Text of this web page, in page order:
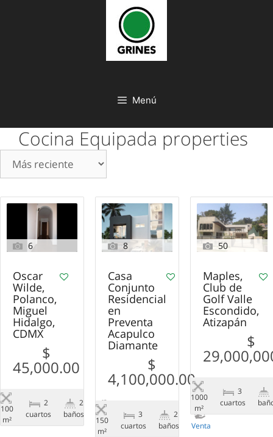
Menú
Cocina Equipada properties
6
Oscar
Wilde,
Polanco,
Miguel
Hidalgo,
CDMX
$
45,000.00
100
m²
2
сuartos
2
baños
Renta
8
Casa
Conjunto
Residencial
en
Preventa
Acapulco
Diamante
$
4,100,000.00
150
m²
3
сuartos
2
baños
Venta
50
Maples,
Club de
Golf Valle
Escondido,
Atizapán
$
1000
m²
3
сuartos